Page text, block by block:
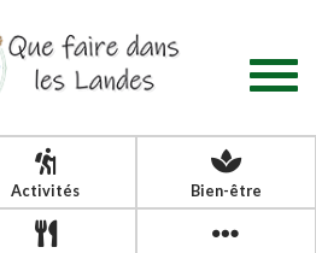
Activités Bien-être